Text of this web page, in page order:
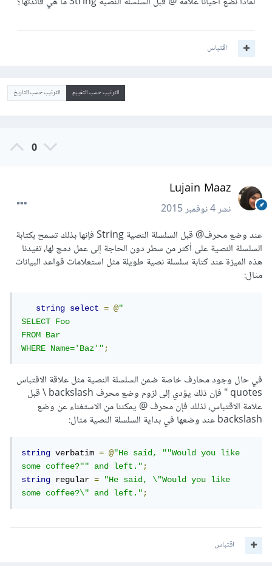
اقتباس
الترتيب حسب التقييم الترتيب حسب التاريخ
0
Lujain Maaz
نشر4 نوفمبر 2015
عند وضع محرف@ قبل السلسلة النصية String فإنها بذلك تسمح بكتابة
السلسلة النصية على أكثر من سطر دون الحاجة إلى عمل دمج لها، تفيدنا
هذه الميزة عند كتابة سلسلة نصية طويلة مثل استعلامات قواعد البيانات
مثال:
string select = @"
SELECT Foo
FROM Bar
WHERE Name='Baz'";
في حال وجود محارف خاصة ضمن السلسلة النصية مثل علاقة الاقتباس
quotes " فإن ذلك يؤدي إلى لزوم وضع محرف backslash \ قبل
علامة الاقتباس، لذلك فإن محرف @ يمكننا من الاستغناء عن وضع
backslash عند وضعها في بداية السلسلة النصية مثال:
string verbatim = @"He said, ""Would you like
some coffee?"" and left.";
string regular =
"He said, \"Would you like
some coffee?\" and left.";
اقتباس